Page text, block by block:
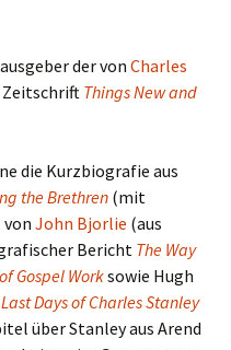
der von Charles
Things New and
die Kurzbiografie aus
the Brethren (mit
John Bjorlie (aus
Bericht The Way
Gospel Worksowie Hugh
Days of Charles Stanley
über Stanley aus Arend